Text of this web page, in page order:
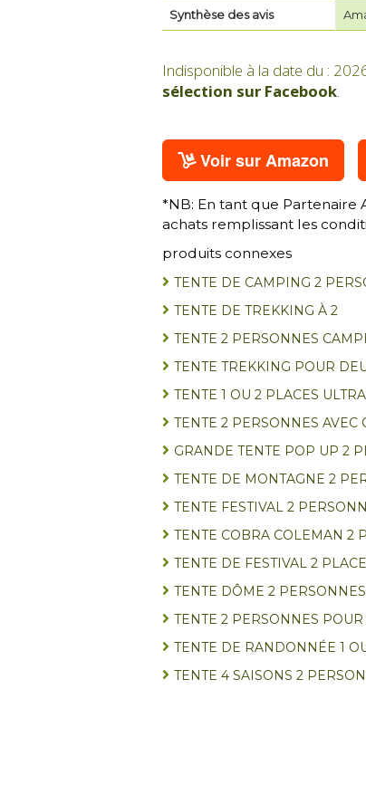
Synthèse des avis
Indisponible à la date du :
sélection sur Facebook.
Voir sur Amazon
*NB: En tant que Partenaire
achats remplissant les
produits connexes
TENTE DE CAMPING 2
TENTE DE TREKKING À 2
TENTE 2 PERSONNES
TENTE TREKKING POUR
TENTE 1 OU 2 PLACES
TENTE 2 PERSONNES AVEC
GRANDE TENTE POP UP 2
TENTE DE MONTAGNE 2
TENTE FESTIVAL 2
TENTE COBRA COLEMAN 2
TENTE DE FESTIVAL 2
TENTE DÔME 2
TENTE 2 PERSONNES
TENTE DE RANDONNÉE 1
TENTE 4 SAISONS 2